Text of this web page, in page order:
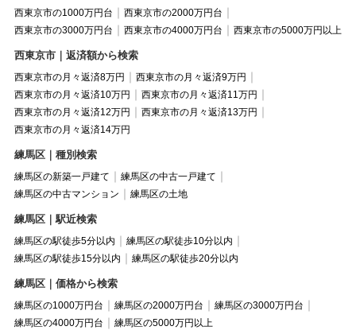
西東京市の1000万円台
西東京市の2000万円台
西東京市の3000万円台
西東京市の4000万円台 西東京市の5000万円以上
西東京市｜返済額から検索
西東京市の月々返済8万円
西東京市の月々返済9万円
西東京市の月々返済10万円
西東京市の月々返済11万円
西東京市の月々返済12万円
西東京市の月々返済13万円
西東京市の月々返済14万円
練馬区｜種別検索
練馬区の新築一戸建て
練馬区の中古一戸建て
練馬区の中古マンション
練馬区の土地
練馬区｜駅近検索
練馬区の駅徒歩5分以内
練馬区の駅徒歩10分以内
練馬区の駅徒歩15分以内
練馬区の駅徒歩20分以内
練馬区｜価格から検索
練馬区の1000万円台 練馬区の2000万円台
練馬区の3000万円台
練馬区の4000万円台
練馬区の5000万円以上